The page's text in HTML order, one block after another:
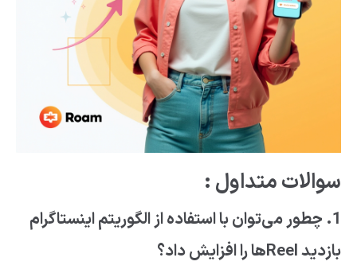
سوالات متداول :
1. چطور می‌توان با استفاده از الگوریتم اینستاگرام
بازدید Reelها را افزایش داد؟